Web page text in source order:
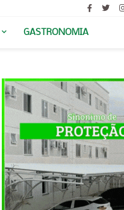
GASTRONOMIA